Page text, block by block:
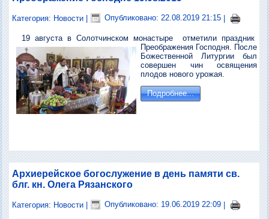
Категория: Новости | Опубликовано: 22.08.2019 21:15 |
19 августа в Солотчинском монастыре
отметили праздник
Преображения Господня. После
Божественной Литургии был
совершен чин освящения
плодов нового урожая.
Подробнее...
Архиерейское богослужение в день памяти св.
блг. кн. Олега Рязанского
Категория: Новости | Опубликовано: 19.06.2019 22:09 |